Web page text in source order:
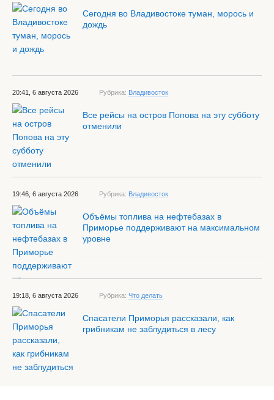
Сегодня во Владивостоке туман, морось и
дождь
20:41, 6 августа 2026 Рубрика: Владивосток
Все рейсы на остров Попова на эту субботу
отменили
19:46, 6 августа 2026 Рубрика: Владивосток
Объёмы топлива на нефтебазах в
Приморье поддерживают на максимальном
уровне
19:18, 6 августа 2026 Рубрика: Что делать
Спасатели Приморья рассказали, как
грибникам не заблудиться в лесу